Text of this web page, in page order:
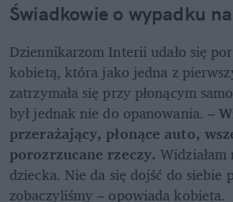
Świadkowie o wypadku
Dziennikarzom Interii udało się
kobietą, która jako jedna z
zatrzymała się przy płonącym
był jednak nie do opanowania. –
przerażający, płonące auto,
porozrzucane rzeczy.
dziecka. Nie da się dojść do siebie
zobaczyliśmy – opowiada kobieta.